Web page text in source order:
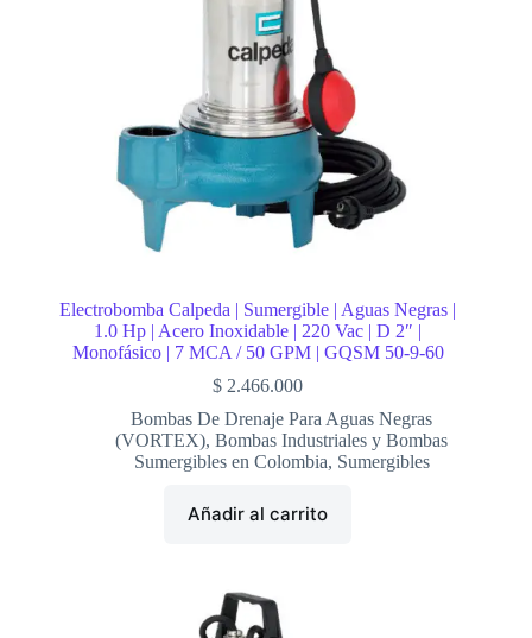
Electrobomba Calpeda | Sumergible | Aguas Negras |
1.0 Hp | Acero Inoxidable | 220 Vac | D 2″ |
Monofásico | 7 MCA / 50 GPM | GQSM 50-9-60
$ 2.466.000
Bombas De Drenaje Para Aguas Negras
(VORTEX),Bombas Industriales y Bombas
Sumergibles en Colombia, Sumergibles
Añadir al carrito